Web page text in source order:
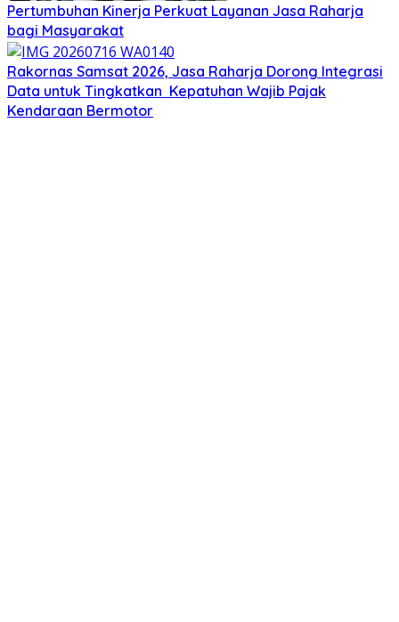
Pertumbuhan Kinerja Perkuat Layanan Jasa Raharja
bagi Masyarakat
Rakornas Samsat 2026, Jasa Raharja Dorong Integrasi
Data untuk Tingkatkan Kepatuhan Wajib Pajak
Kendaraan Bermotor